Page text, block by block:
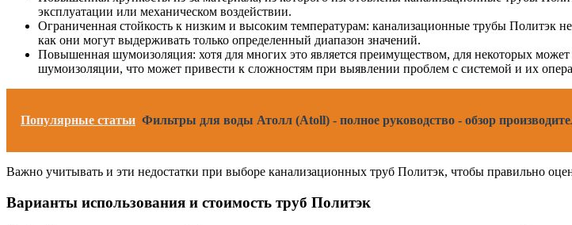
эксплуатации или механическом воздействии.
Ограниченная стойкость к низким и высоким температурам: канализационные трубы Политэк
как они могут выдерживать только определенный диапазон значений.
Повышенная шумоизоляция: хотя для многих это является преимуществом, для некоторых
шумоизоляции, что может привести к сложностям при выявлении проблем с системой и их
Популярные статьи Фильтры для воды Атолл (Atoll) - полное руководство - обзор
Важно учитывать и эти недостатки при выборе канализационных труб Политэк, чтобы правильно
Варианты использования и стоимость труб Политэк